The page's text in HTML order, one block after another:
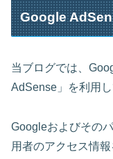
Google
当ブログでは、
AdSense」を利用し
Googleおよびその
用者のアクセス情